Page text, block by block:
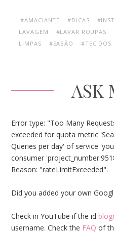
#AMACIANTE #DICAS
LAVAGEM
#LAVAR ROUPAS
LIMPAS
#SABÃO #TECIDOS
ASK
Error type: "Too Many
exceeded for quota metric
Queries per day' of service
consumer
Reason: "rateLimitExceeded".
Did you added your own
Check in YouTube if the id
username. Check the FAQ of